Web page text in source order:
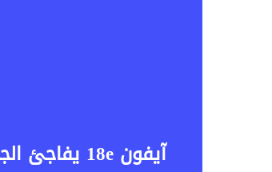
آيفون 18e يفاجئ الجميع بترقية غير متوقعة.. هل تكفي غيغابايت واحدة لإطلاق قوة الذكاء الاصطناعي؟